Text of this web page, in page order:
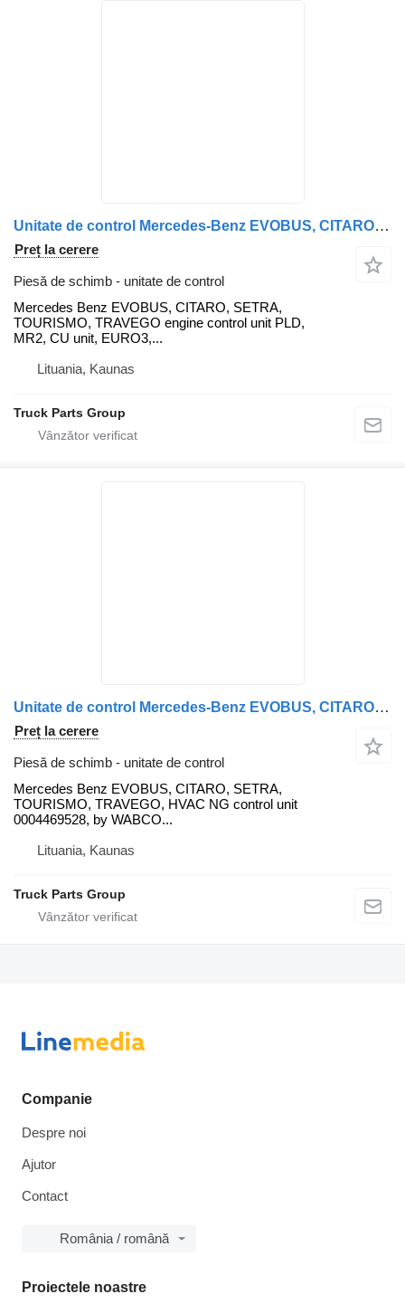
Unitate de control Mercedes-Benz EVOBUS, CITARO, SETRA, TOURISMO, TRAVEGO engine control unit PLD Mercedes pentru cap tractor Mercedes-Benz EVOBUS, CITARO, SETRA, TOURISMO, TRAVEGO
Preț la cerere
Piesă de schimb - unitate de control
Mercedes Benz EVOBUS, CITARO, SETRA,
TOURISMO, TRAVEGO engine control unit PLD,
MR2, CU unit, EURO3,...
Lituania, Kaunas
Truck Parts Group
Unitate de control Mercedes-Benz EVOBUS, CITARO, SETRA, TOURISMO, TRAVEGO, HVAC NG control unit 0 Mercedes pentru cap tractor Mercedes-Benz
Preț la cerere
Piesă de schimb - unitate de control
Mercedes Benz EVOBUS, CITARO, SETRA,
TOURISMO, TRAVEGO, HVAC NG control unit
0004469528, by WABCO...
Lituania, Kaunas
Truck Parts Group
Companie
Despre noi
Ajutor
Contact
România / română
Proiectele noastre